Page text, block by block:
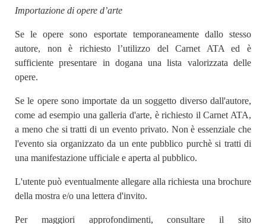
Importazione di opere d’arte
Se le opere sono esportate temporaneamente dallo stesso
autore, non è richiesto l’utilizzo del Carnet ATA ed è
sufficiente presentare in dogana una lista valorizzata delle
opere.
Se le opere sono importate da un soggetto diverso dall'autore,
come ad esempio una galleria d'arte, è richiesto il Carnet ATA,
a meno che si tratti di un evento privato. Non è essenziale che
l'evento sia organizzato da un ente pubblico purchè si tratti di
una manifestazione ufficiale e aperta al pubblico.
L'utente può eventualmente allegare alla richiesta una brochure
della mostra e/o una lettera d'invito.
Per maggiori approfondimenti, consultare il sito